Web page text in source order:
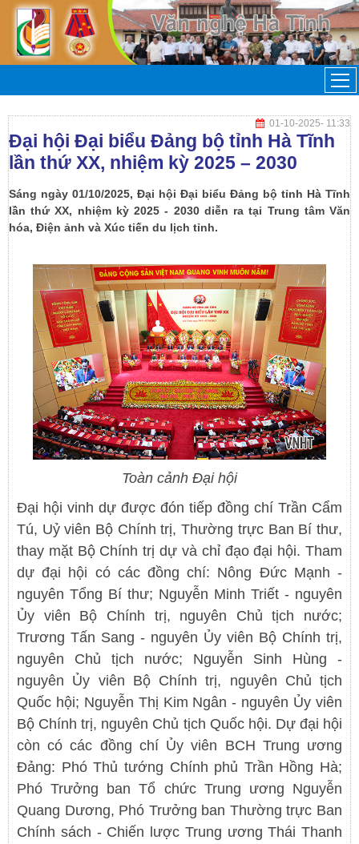
01-10-2025- 11:33
Đại hội Đại biểu Đảng bộ tỉnh Hà Tĩnh
lần thứ XX, nhiệm kỳ 2025 – 2030
Sáng ngày 01/10/2025, Đại hội Đại biểu Đảng bộ tỉnh Hà Tĩnh
lần thứ XX, nhiệm kỳ 2025 - 2030 diễn ra tại Trung tâm Văn
hóa, Điện ảnh và Xúc tiến du lịch tỉnh.
Toàn cảnh Đại hội
Đại hội vinh dự được đón tiếp đồng chí Trần Cẩm
Tú, Uỷ viên Bộ Chính trị, Thường trực Ban Bí thư,
thay mặt Bộ Chính trị dự và chỉ đạo đại hội. Tham
dự đại hội có các đồng chí: Nông Đức Mạnh -
nguyên Tổng Bí thư; Nguyễn Minh Triết - nguyên
Ủy viên Bộ Chính trị, nguyên Chủ tịch nước;
Trương Tấn Sang - nguyên Ủy viên Bộ Chính trị,
nguyên Chủ tịch nước; Nguyễn Sinh Hùng -
nguyên Ủy viên Bộ Chính trị, nguyên Chủ tịch
Quốc hội; Nguyễn Thị Kim Ngân - nguyên Ủy viên
Bộ Chính trị, nguyên Chủ tịch Quốc hội. Dự đại hội
còn có các đồng chí Ủy viên BCH Trung ương
Đảng: Phó Thủ tướng Chính phủ Trần Hồng Hà;
Phó Trưởng ban Tổ chức Trung ương Nguyễn
Quang Dương, Phó Trưởng ban Thường trực Ban
Chính sách - Chiến lược Trung ương Thái Thanh